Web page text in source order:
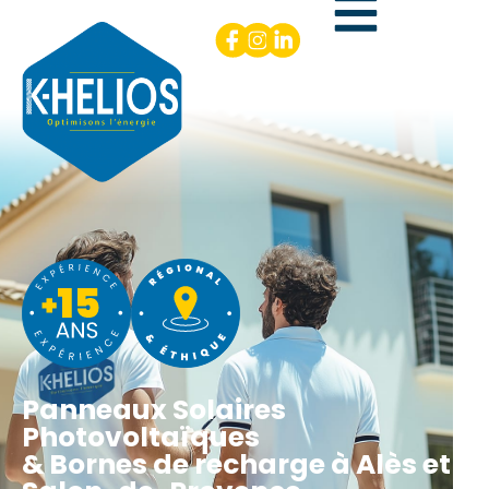
Panneaux Solaires
Photovoltaïques
& Bornes de recharge à Alès et